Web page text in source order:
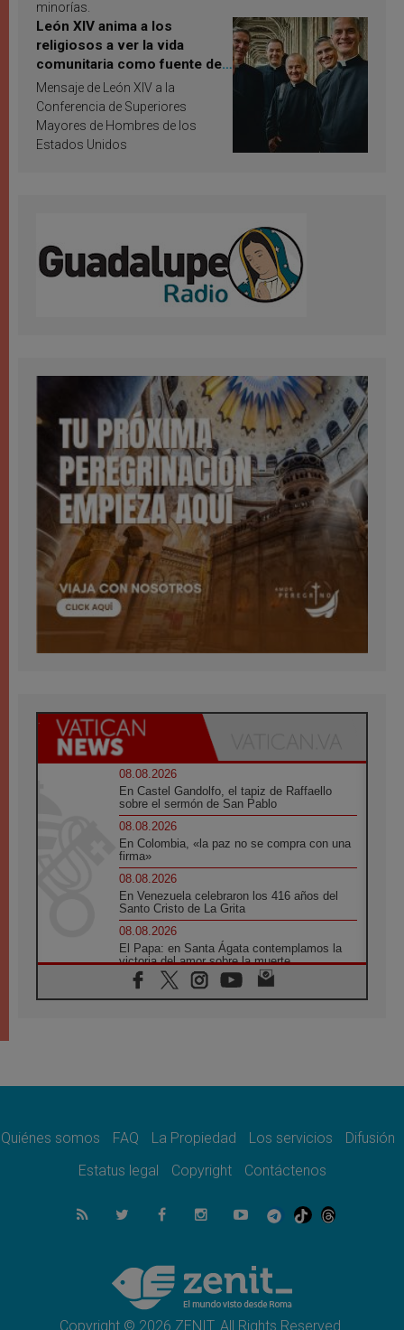
minorías.
León XIV anima a los
religiosos a ver la vida
comunitaria como fuente de
inspiración y santificación
Mensaje de León XIV a la
Conferencia de Superiores
Mayores de Hombres de los
Estados Unidos
08.08.2026
En Castel Gandolfo, el tapiz de Raffaello
sobre el sermón de San Pablo
08.08.2026
En Colombia, «la paz no se compra con una
firma»
08.08.2026
En Venezuela celebraron los 416 años del
Santo Cristo de La Grita
08.08.2026
El Papa: en Santa Ágata contemplamos la
victoria del amor sobre la muerte
08.08.2026
León XIV visitará el Santuario de la Madre
07.08.2026
07.08.2026
el compromiso del cristiano"
La matanza de niños en Gaza no cesa: 300
muertos en 300 días
Tagle: La guerra desfigura el mundo, solo la
revelación de Dios lo transfigura
Quiénes somos FAQ La Propiedad Los servicios
Difusión
Estatus legal
Copyright Contáctenos
Copyright © 2026 ZENIT. All Rights Reserved.